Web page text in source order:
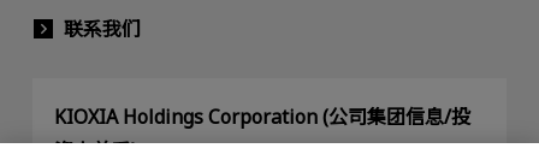
联系我们
KIOXIA Holdings Corporation (公司集团信息/投
资人关系)